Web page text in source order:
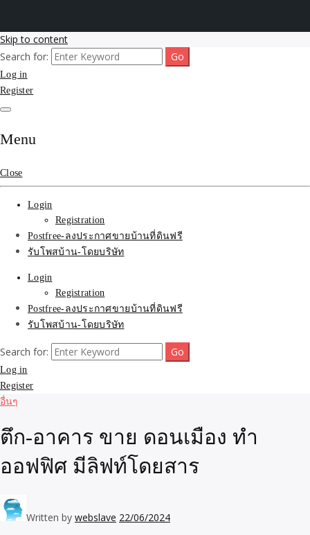
Skip to content
รับจ้างโพสขายบ้าน ติดAI
Search รับทำSEOรายเดือน
ติดหน้า1google ราคาถูก
มาก SEOขายของ บ้าน
ที่ดินฟรีประกาศ ที่เดียวใน
เมืองไทย
รับโพสต์เว็บขายบ้าน อสังหา ทำSEOรายเดือนราคาถูก เน้นติดAI โพสต์
ประกาศบ้านที่ดินฟรี SEOขายบ้าน รับจ้างโพสต์บ้านที่ดินติดหน้า1goolge
ราคาถูกที่สุด ฟรีลงประกาศอสังหา รับทำSEOขายสินค้า
Search for:
Log in
Register
Menu
Close
Login
Registration
Postfree-ลงประกาศขายบ้านที่ดินฟรี
รับโพสบ้าน-โดยบริษัท
Login
Registration
Postfree-ลงประกาศขายบ้านที่ดินฟรี
รับโพสบ้าน-โดยบริษัท
Search for:
Log in
Register
อื่นๆ
ตึก-อาคาร ขาย ดอนเมือง ทำ
ออฟฟิศ มีลิฟท์โดยสาร
Written by webslave 22/06/2024